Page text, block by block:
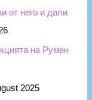
от него и дали
на Румен
2025